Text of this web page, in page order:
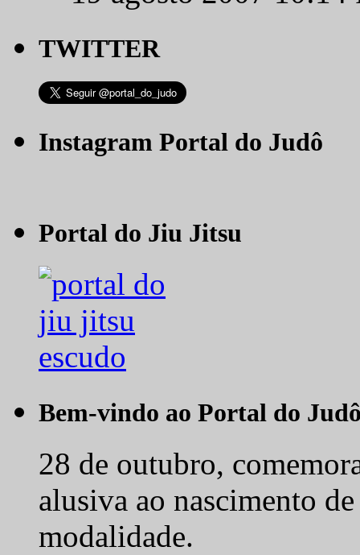
TWITTER
Instagram Portal do Judô
Portal do Jiu Jitsu
Bem-vindo ao Portal do
28 de outubro,
alusiva ao nascimento
modalidade.